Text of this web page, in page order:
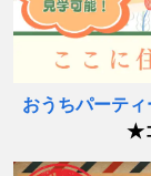
おうちパーテ
★